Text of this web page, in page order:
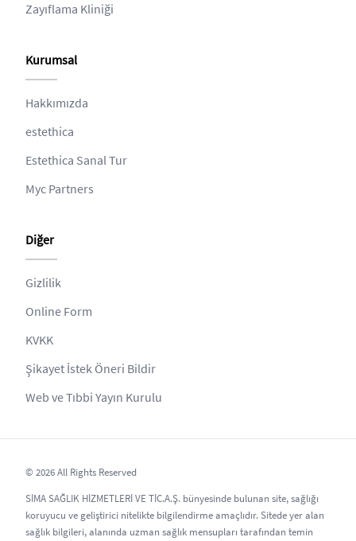
Zayıflama Kliniği
Kurumsal
Hakkımızda
estethica
Estethica Sanal Tur
Myc Partners
Diğer
Gizlilik
Online Form
KVKK
Şikayet İstek Öneri Bildir
Web ve Tıbbi Yayın Kurulu
© 2026 All Rights Reserved
SİMA SAĞLIK HİZMETLERİ VE TİC.A.Ş. bünyesinde bulunan site, sağlığı
koruyucu ve geliştirici nitelikte bilgilendirme amaçlıdır. Sitede yer alan
sağlık bilgileri, alanında uzman sağlık mensupları tarafından temin